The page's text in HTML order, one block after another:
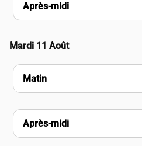
Après-midi
Mardi 11 Août
Matin
Après-midi